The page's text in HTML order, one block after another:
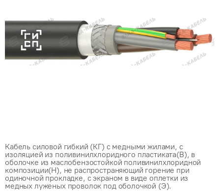
Кабель силовой гибкий (КГ) с медными жилами, с
изоляцией из поливинилхлоридного пластиката(В), в
оболочке из маслобензостойкой поливинилхлоридной
композиции(Н), не распространяющий горение при
одиночной прокладке, с экраном в виде оплетки из
медных луженых проволок под оболочкой (Э).